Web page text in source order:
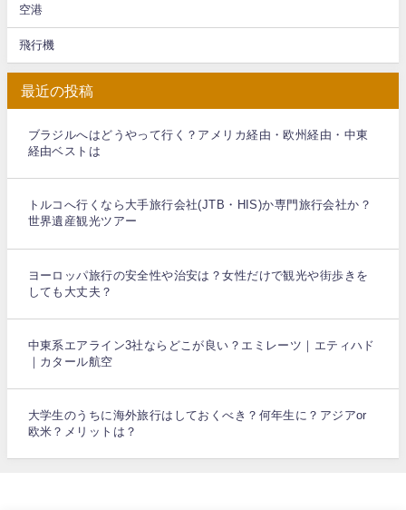
空港
飛行機
最近の投稿
ブラジルへはどうやって行く？アメリカ経由・欧州経由・中東
経由ベストは
トルコへ行くなら大手旅行会社(JTB・HIS)か専門旅行会社か？
世界遺産観光ツアー
ヨーロッパ旅行の安全性や治安は？女性だけで観光や街歩きを
しても大丈夫？
中東系エアライン3社ならどこが良い？エミレーツ｜エティハド
｜カタール航空
大学生のうちに海外旅行はしておくべき？何年生に？アジアor
欧米？メリットは？